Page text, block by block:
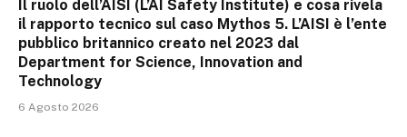
Il ruolo dell’AISI (L’AI Safety Institute) e cosa rivela
il rapporto tecnico sul caso Mythos 5. L’AISI è l’ente
pubblico britannico creato nel 2023 dal
Department for Science, Innovation and
Technology
6 Agosto 2026